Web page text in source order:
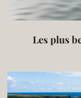
Les plus